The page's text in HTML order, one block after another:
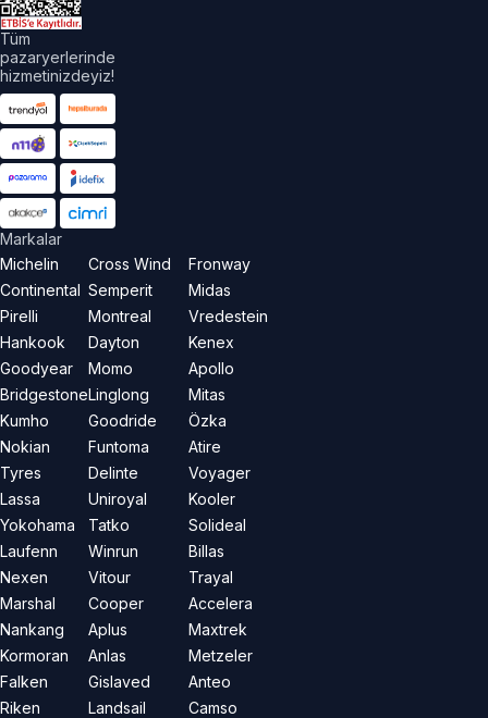
Tüm
pazaryerlerinde
hizmetinizdeyiz!
Markalar
Michelin
Continental
Pirelli
Hankook
Goodyear
Bridgestone
Kumho
Nokian
Tyres
Lassa
Yokohama
Laufenn
Nexen
Marshal
Nankang
Kormoran
Falken
Riken
Cross Wind
Semperit
Montreal
Dayton
Momo
Linglong
Goodride
Funtoma
Delinte
Uniroyal
Tatko
Winrun
Vitour
Cooper
Aplus
Anlas
Gislaved
Landsail
Fronway
Midas
Vredestein
Kenex
Apollo
Mitas
Özka
Atire
Voyager
Kooler
Solideal
Billas
Trayal
Accelera
Maxtrek
Metzeler
Anteo
Camso